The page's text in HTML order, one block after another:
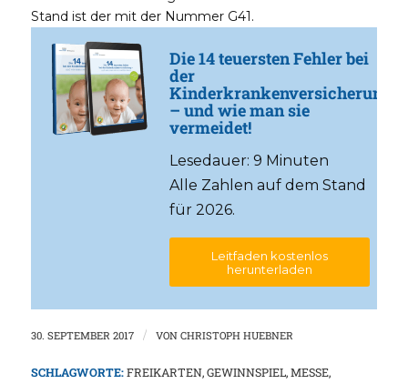
Stand ist der mit der Nummer G41.
Die 14 teuersten Fehler bei
der
Kinderkrankenversicherung
– und wie man sie
vermeidet!
Lesedauer: 9 Minuten
Alle Zahlen auf dem Stand
für 2026.
Leitfaden kostenlos
herunterladen
30. SEPTEMBER 2017 / VON CHRISTOPH HUEBNER
SCHLAGWORTE: FREIKARTEN,GEWINNSPIEL,MESSE,